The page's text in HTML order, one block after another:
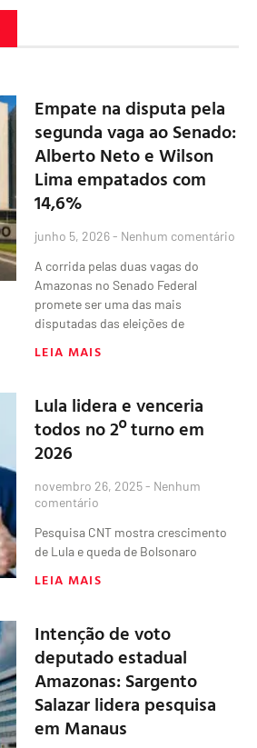
Empate na disputa pela
segunda vaga ao Senado:
Alberto Neto e Wilson
Lima empatados com
14,6%
junho 5, 2026 Nenhum comentário
A corrida pelas duas vagas do
Amazonas no Senado Federal
promete ser uma das mais
disputadas das eleições de
LEIA MAIS
Lula lidera e venceria
todos no 2º turno em
2026
novembro 26, 2025 Nenhum
comentário
Pesquisa CNT mostra crescimento
de Lula e queda de Bolsonaro
LEIA MAIS
Intenção de voto
deputado estadual
Amazonas: Sargento
Salazar lidera pesquisa
em Manaus